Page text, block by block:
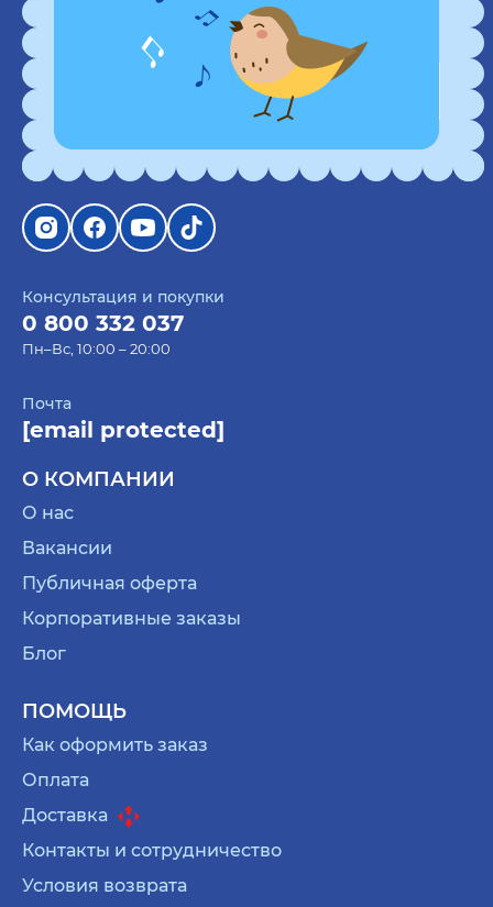
Консультация и покупки
0 800 332 037
Пн–Вс, 10:00 – 20:00
Почта
[email protected]
О КОМПАНИИ
О нас
Вакансии
Публичная оферта
Корпоративные заказы
Блог
ПОМОЩЬ
Как оформить заказ
Оплата
Доставка
Контакты и сотрудничество
Условия возврата
Подпишитесь на рассылку и получите купон
на 50 грн скидки